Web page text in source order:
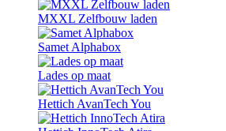
MXXL Zelfbouw laden
Samet Alphabox
Lades op maat
Hettich AvanTech You